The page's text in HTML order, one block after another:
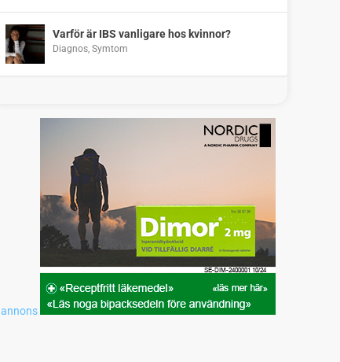
Varför är IBS vanligare hos kvinnor?
Diagnos, Symtom
annons